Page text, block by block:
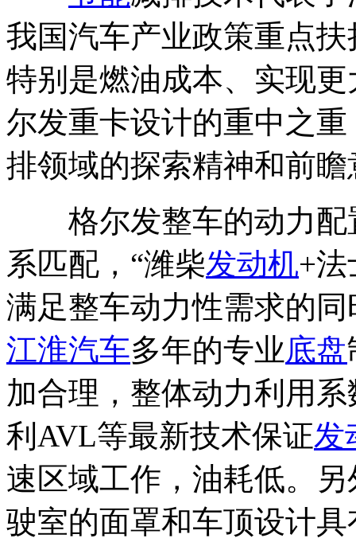
我国汽车产业政策重点
特别是燃油成本、实现
尔发重卡设计的重中之
排领域的探索精神和前瞻
格尔发整车的动力配
系匹配，“潍柴发动机+法
满足整车动力性需求的
江淮汽车多年的专业底盘
加合理，整体动力利用
利AVL等最新技术保证发
速区域工作，油耗低。
驶室的面罩和车顶设计